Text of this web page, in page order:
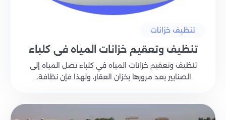
تنظيف خزانات
تنظيف وتعقيم خزانات المياه في كلباء
تنظيف وتعقيم خزانات المياه في كلباء تصل المياه إلى
الصنابير بعد مرورها بخزان العقار، ولهذا فإن نظافة..